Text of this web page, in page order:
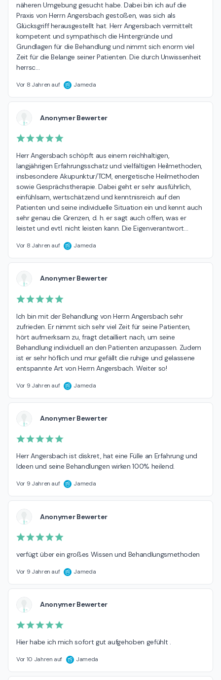
näheren Umgebung gesucht habe. Dabei bin ich auf die
Praxis von Herrn Angersbach gestoßen, was sich als
Glücksgriff herausgestellt hat. Herr Angersbach vermittelt
kompetent und sympathisch die Hintergründe und
Grundlagen für die Behandlung und nimmt sich enorm viel
Zeit für die Belange seiner Patienten. Die durch Unwissenheit
herrsc…
Vor 8 Jahren auf Jameda
Anonymer Bewerter
Herr Angersbach schöpft aus einem reichhaltigen,
langjährigen Erfahrungsschatz und vielfältigen Heilmethoden,
insbesondere Akupunktur/TCM, energetische Heilmethoden
sowie Gesprächstherapie. Dabei geht er sehr ausführlich,
einfühlsam, wertschätzend und kenntnisreich auf den
Patienten und seine individuelle Situation ein und kennt auch
sehr genau die Grenzen, d. h. er sagt auch offen, was er
leistet und evtl. nicht leisten kann. Die Eigenverantwort…
Vor 8 Jahren auf Jameda
Anonymer Bewerter
Ich bin mit der Behandlung von Herrn Angersbach sehr
zufrieden. Er nimmt sich sehr viel Zeit für seine Patienten,
hört aufmerksam zu, fragt detailliert nach, um seine
Behandlung individuell an den Patienten anzupassen. Zudem
ist er sehr höflich und mur gefällt die ruhige und gelassene
entspannte Art von Herrn Angersbach. Weiter so!
Vor 9 Jahren auf Jameda
Anonymer Bewerter
Herr Angersbach ist diskret, hat eine Fülle an Erfahrung und
Ideen und seine Behandlungen wirken 100% heilend.
Vor 9 Jahren auf Jameda
Anonymer Bewerter
verfügt über ein großes Wissen und Behandlungsmethoden
Vor 9 Jahren auf Jameda
Anonymer Bewerter
Hier habe ich mich sofort gut aufgehoben gefühlt .
Vor 10 Jahren auf Jameda